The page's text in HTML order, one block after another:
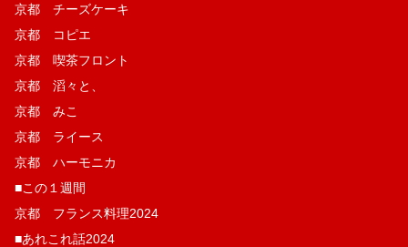
京都 チーズケーキ
京都 コピエ
京都 喫茶フロント
京都 滔々と、
京都 みこ
京都 ライース
京都 ハーモニカ
■この１週間
京都 フランス料理2024
■あれこれ話2024